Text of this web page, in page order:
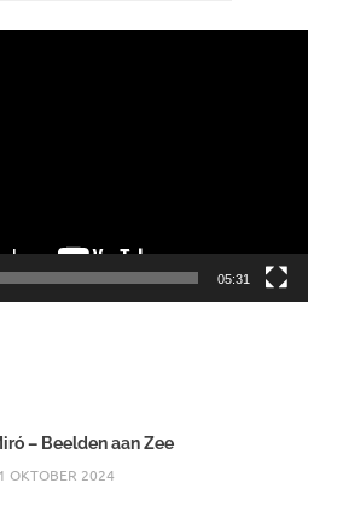
05:31
– Beelden aan Zee
OKTOBER 2024